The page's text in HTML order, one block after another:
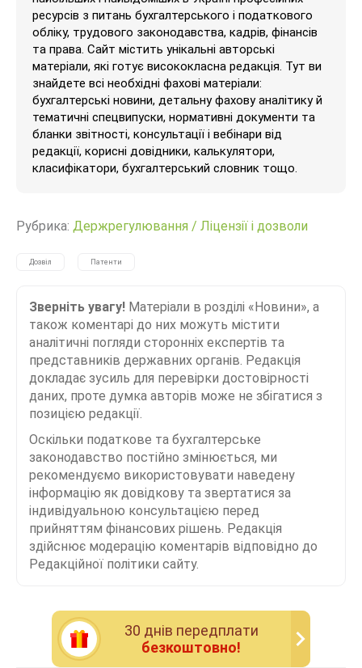
ресурсів з питань бухгалтерського і податкового
обліку, трудового законодавства, кадрів, фінансів
та права. Сайт містить унікальні авторські
матеріали, які готує висококласна редакція. Тут ви
знайдете всі необхідні фахові матеріали:
бухгалтерські новини, детальну фахову аналітику й
тематичні спецвипуски, нормативні документи та
бланки звітності, консультації і вебінари від
редакції, корисні довідники, калькулятори,
класифікатори, бухгалтерський словник тощо.
Рубрика: Держрегулювання / Ліцензії і дозволи
Дозвіл Патенти
Зверніть увагу! Матеріали в розділі «Новини», а
також коментарі до них можуть містити
аналітичні погляди сторонніх експертів та
представників державних органів. Редакція
докладає зусиль для перевірки достовірності
даних, проте думка авторів може не збігатися з
позицією редакції.
Оскільки податкове та бухгалтерське
законодавство постійно змінюється, ми
рекомендуємо використовувати наведену
інформацію як довідкову та звертатися за
індивідуальною консультацією перед
прийняттям фінансових рішень. Редакція
здійснює модерацію коментарів відповідно до
Редакційної політики сайту.
30 днiв передплати
безкоштовно!